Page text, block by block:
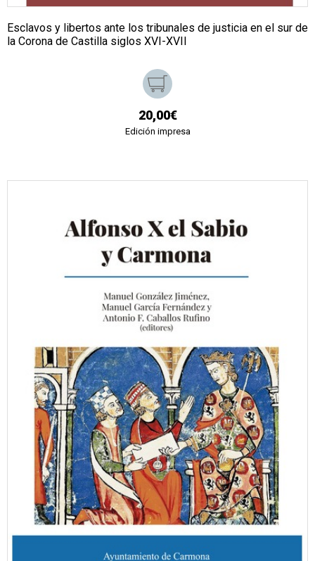
Esclavos y libertos ante los tribunales de justicia en el sur de
la Corona de Castilla siglos XVI-XVII
20,00€
Edición impresa